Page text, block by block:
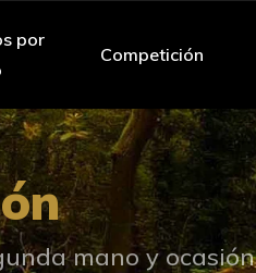
por
Competición
mano y ocasión